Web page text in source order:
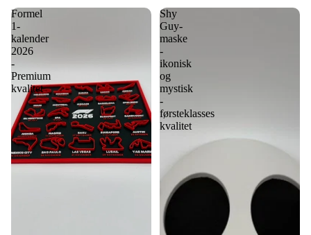
Formel
1-
kalender
2026
-
Premium
kvalitet
Shy
Guy-
maske
-
ikonisk
og
mystisk
-
førsteklasses
kvalitet